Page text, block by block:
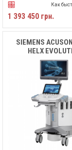
Как
1 393 450 грн.
SIEMENS
HELX